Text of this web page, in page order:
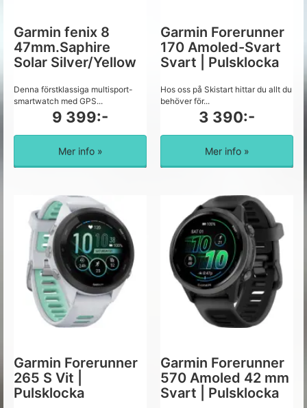
Garmin fenix 8
47mm.Saphire
Solar Silver/Yellow
Denna förstklassiga multisport-
smartwatch med GPS...
9 399:-
Mer info »
Garmin Forerunner
170 Amoled-Svart
Svart | Pulsklocka
Hos oss på Skistart hittar du allt du
behöver för...
3 390:-
Mer info »
Garmin Forerunner
265 S Vit |
Pulsklocka
Garmin Forerunner
570 Amoled 42 mm
Svart | Pulsklocka